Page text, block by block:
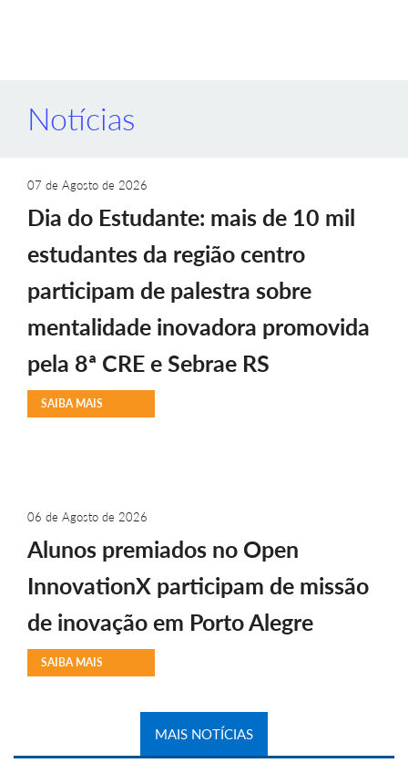
Notícias
07 de Agosto de 2026
Dia do Estudante: mais de 10 mil
estudantes da região centro
participam de palestra sobre
mentalidade inovadora promovida
pela 8ª CRE e Sebrae RS
SAIBA MAIS
06 de Agosto de 2026
Alunos premiados no Open
InnovationX participam de missão
de inovação em Porto Alegre
SAIBA MAIS
MAIS NOTÍCIAS